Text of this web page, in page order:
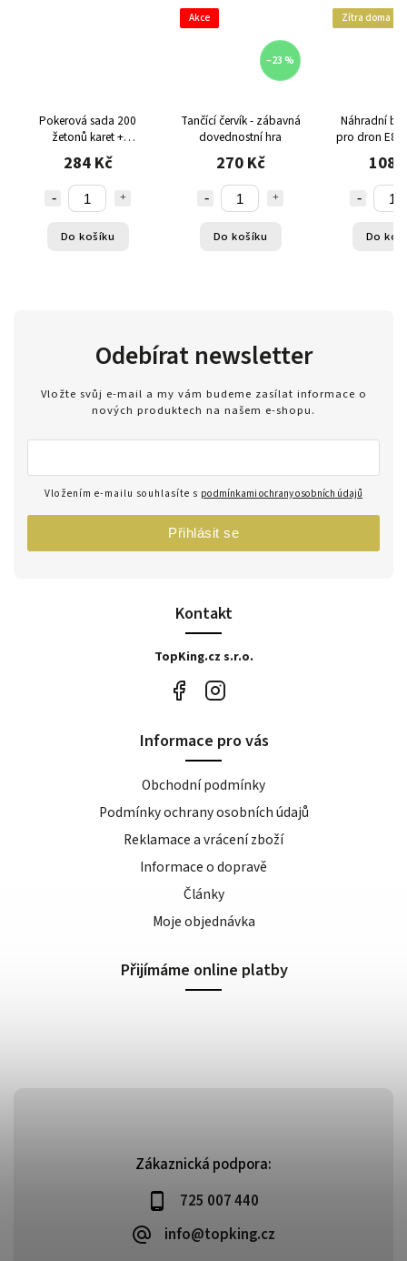
Pokerová sada 200
žetonů karet +
podložka
284 Kč
Do košíku
Akce
–23 %
Tančící červík - zábavná
dovednostní hra
270 Kč
Do košíku
Zítra doma
Náhradní
pro dron
Po 3,7V
výdrží až 15
108
Do
Zákaznická podpora:
725 007 440
info@topking.cz
Kontakt
TopKing.cz s.r.o.
Odebírat newsletter
Vložte svůj e-mail a my vám budeme zasílat informace o
nových produktech na našem e-shopu.
Vložením e-mailu souhlasíte s podmínkami ochrany osobních údajů
Přihlásit se
Informace pro vás
Obchodní podmínky
Podmínky ochrany osobních údajů
Reklamace a vrácení zboží
Informace o dopravě
Články
Moje objednávka
Přijímáme online platby